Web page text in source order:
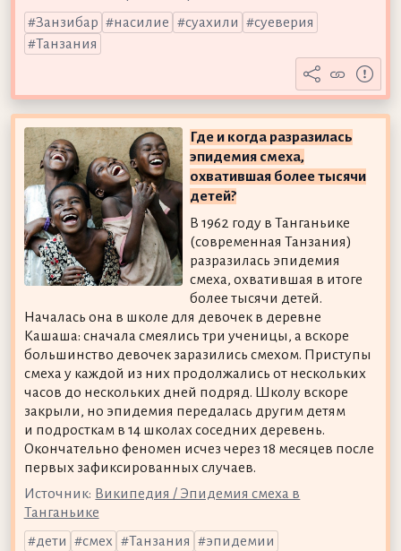
Занзибар
насилие суахили
суеверия
Танзания
Где и когда разразилась
эпидемия смеха,
охватившая более тысячи
детей?
В 1962 году в Танганьике
(современная Танзания)
разразилась эпидемия
смеха, охватившая в итоге
более тысячи детей.
Началась она в школе для девочек в деревне
Кашаша: сначала смеялись три ученицы, а вскоре
большинство девочек заразились смехом. Приступы
смеха у каждой из них продолжались от нескольких
часов до нескольких дней подряд. Школу вскоре
закрыли, но эпидемия передалась другим детям
и подросткам в 14 школах соседних деревень.
Окончательно феномен исчез через 18 месяцев после
первых зафиксированных случаев.
Источник: Википедия / Эпидемия смеха в
Танганьике
дети
смех Танзания эпидемии